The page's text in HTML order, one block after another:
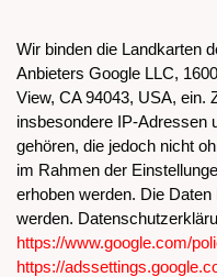
Wir binden die Landkarten
Anbieters Google LLC,
View, CA 94043, USA, ein.
insbesondere IP-Adressen
gehören, die jedoch nicht
im Rahmen der
erhoben werden. Die
werden.
https://www.google.com/
https://